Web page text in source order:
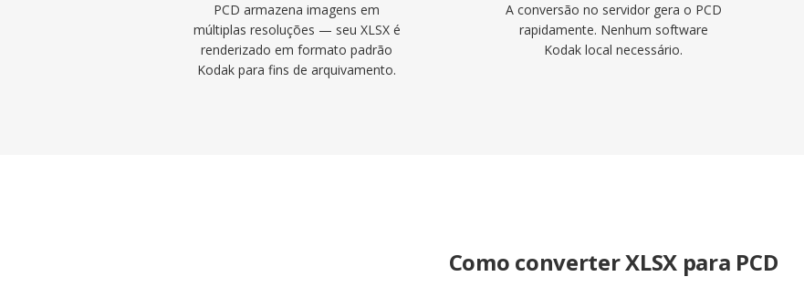
PCD armazena imagens em
múltiplas resoluções — seu XLSX é
renderizado em formato padrão
Kodak para fins de arquivamento.
A conversão no servidor gera o PCD
rapidamente. Nenhum software
Kodak local necessário.
Como converter XLSX para PCD